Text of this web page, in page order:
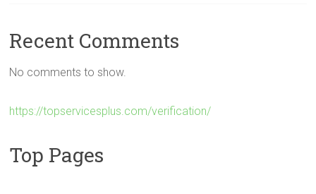
Recent Comments
No comments to show.
https://topservicesplus.com/verification/
Top Pages